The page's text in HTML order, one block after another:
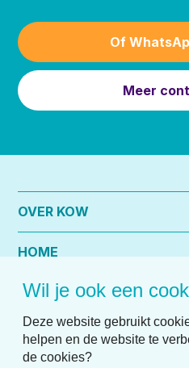
Of
Meer
OVER KOW
HOME
PRAKTISCHE INFO
Wil je ook een
Deze website gebruikt
helpen en de website te
de cookies?